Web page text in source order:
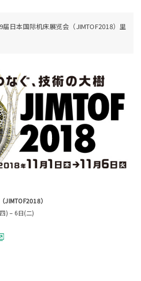
日本国际机床展览会（JIMTOF2018）里
JIMTOF2018）
) – 6日(二)